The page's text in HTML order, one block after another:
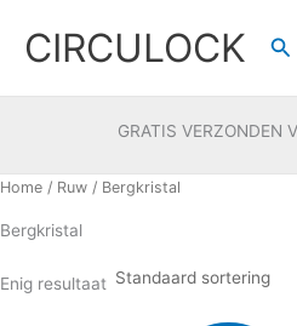
naar
inhoud
CIRCULOCK
GRATIS VERZONDEN
Home / Ruw / Bergkristal
Bergkristal
Enig resultaat